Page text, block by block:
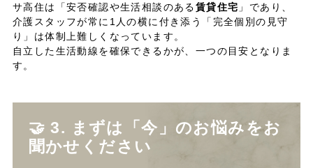
サ高住は「安否確認や生活相談のある賃貸住宅 」であり、
介護スタッフが常に1人の横に付き添う「完全個別の見守
り」は体制上難しくなっています。
自立した生活動線を確保できるかが、一つの目安となりま
す。
🤝 3. まずは「今」のお悩みをお
聞かせください